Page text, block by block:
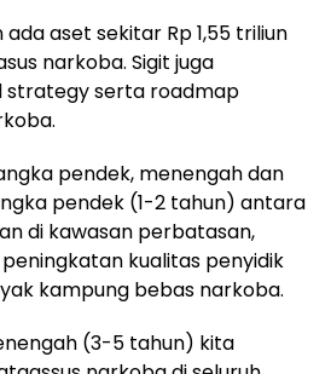
aset sekitar Rp 1,55 triliun
narkoba. Sigit juga
strategy serta roadmap
pendek, menengah dan
pendek (1-2 tahun) antara
di kawasan perbatasan,
kualitas penyidik
kampung bebas narkoba.
(3-5 tahun) kita